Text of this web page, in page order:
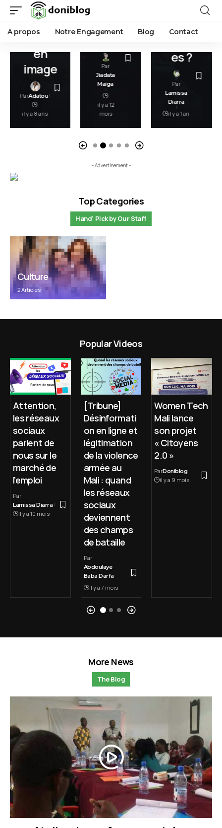
A propos Notre Engagement Blog Contact
vivre
ensem
ble »
en
image
ParAdatou
il y a 8 ans
mache
ttes
Par
Jiadata
Maiga
il y a 12
mois
ns
es ?
Par
Lamissa
Diarra
il y a 1 an
- Advertisement -
Top Categories
Hand' Pick by Our Staff
Culture
2 Articles
Popular Videos
Attention,
les réseaux
sociaux
parlent de
nous sur le
marché de
l’emploi
Par
Lamissa Diarra
il y a 10 mois
[Tribune]
Désinformati
on en ligne et
légitimation
de la violence
armée au
Mali : quand
les réseaux
sociaux
deviennent
des champs
de bataille
Par
Abdoulaye
Baba Darfa
il y a 7 mois
Women Tech
Mali lance
son projet
« Citoyens
2.0 »
ParDoniblog
il y a 9 mois
More News
The Blog